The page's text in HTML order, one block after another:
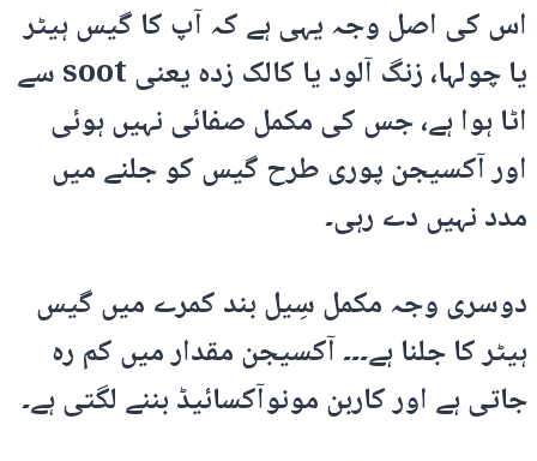
اس کی اصل وجہ یہی ہے کہ آپ کا گیس ہیٹر
یا چولہا، زنگ آلود یا کالک زدہ یعنی soot سے
اٹا ہوا ہے، جس کی مکمل صفائی نہیں ہوئی
اور آکسیجن پوری طرح گیس کو جلنے میں
مدد نہیں دے رہی۔
دوسری وجہ مکمل سِیل بند کمرے میں گیس
ہیٹر کا جلنا ہے۔۔۔ آکسیجن مقدار میں کم رہ
جاتی ہے اور کاربن مونوآکسائیڈ بننے لگتی ہے۔